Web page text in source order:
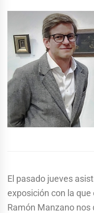
El pasado jueves
exposición con la
Ramón Manzano nos